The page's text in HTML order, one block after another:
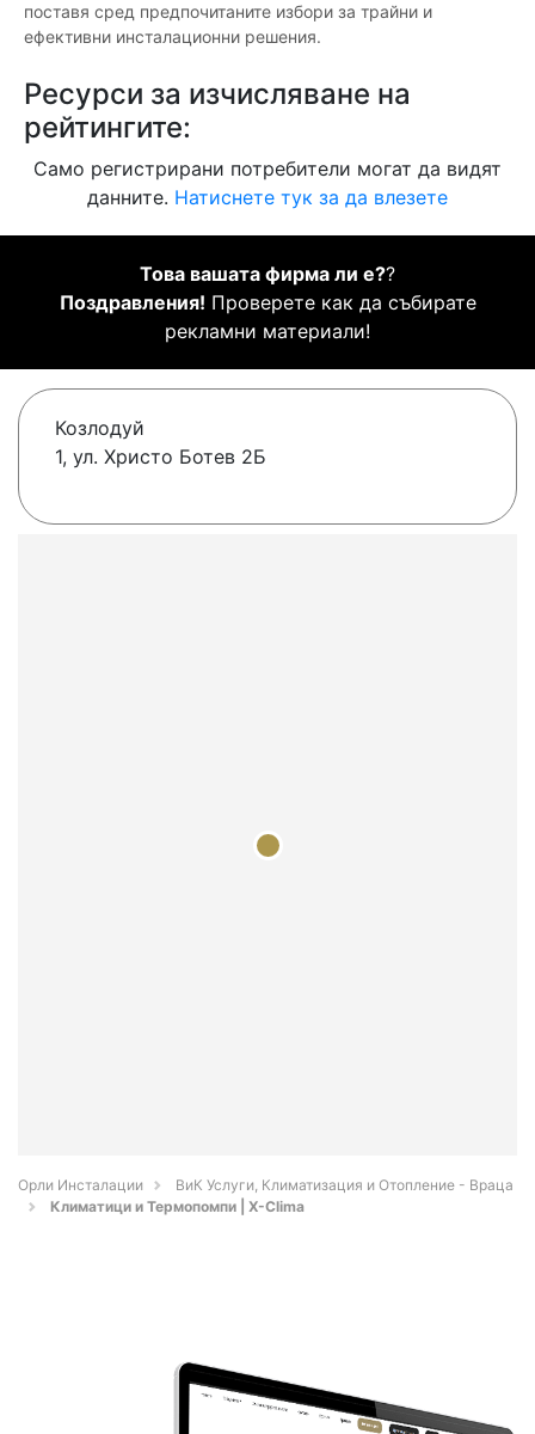
поставя сред предпочитаните избори за трайни и
ефективни инсталационни решения.
Ресурси за изчисляване на
рейтингите:
Само регистрирани потребители могат да видят
данните. Натиснете тук за да влезете
Това вашата фирма ли е??
Поздравления! Проверете как да събирате
рекламни материали!
Козлодуй
1, ул. Христо Ботев 2Б
Орли Инсталации
ВиК Услуги, Климатизация и Отопление - Враца
Климатици и Термопомпи | X-Clima